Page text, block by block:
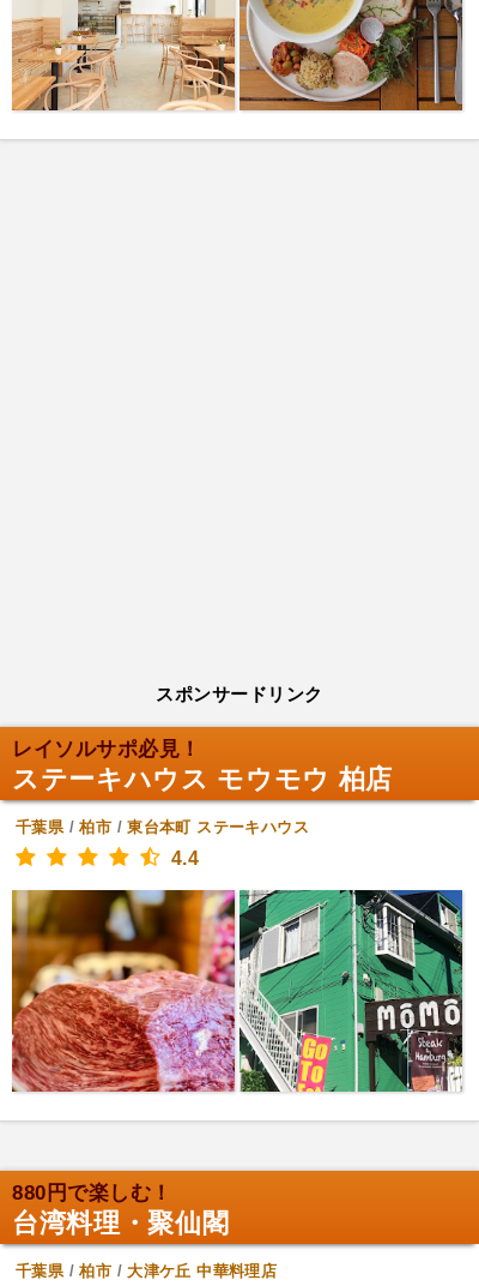
スポンサードリンク
レイソルサポ必見！
ステーキハウス モウモウ 柏店
千葉県/柏市 /東台本町 ステーキハウス
4.4
880円で楽しむ！
台湾料理・聚仙閣
千葉県/柏市 /大津ケ丘 中華料理店